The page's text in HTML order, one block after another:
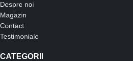
Despre noi
Magazin
Contact
Testimoniale
CATEGORII